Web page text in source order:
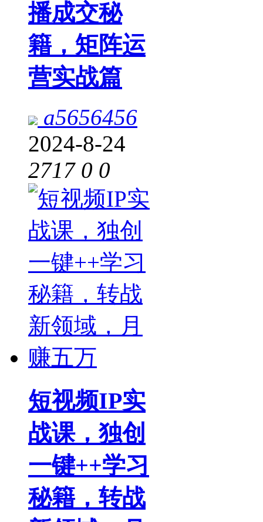
播成交秘
籍，矩阵运
营实战篇
a5656456
2024-8-24
2717 0 0
短视频IP实
战课，独创
一键++学习
秘籍，转战